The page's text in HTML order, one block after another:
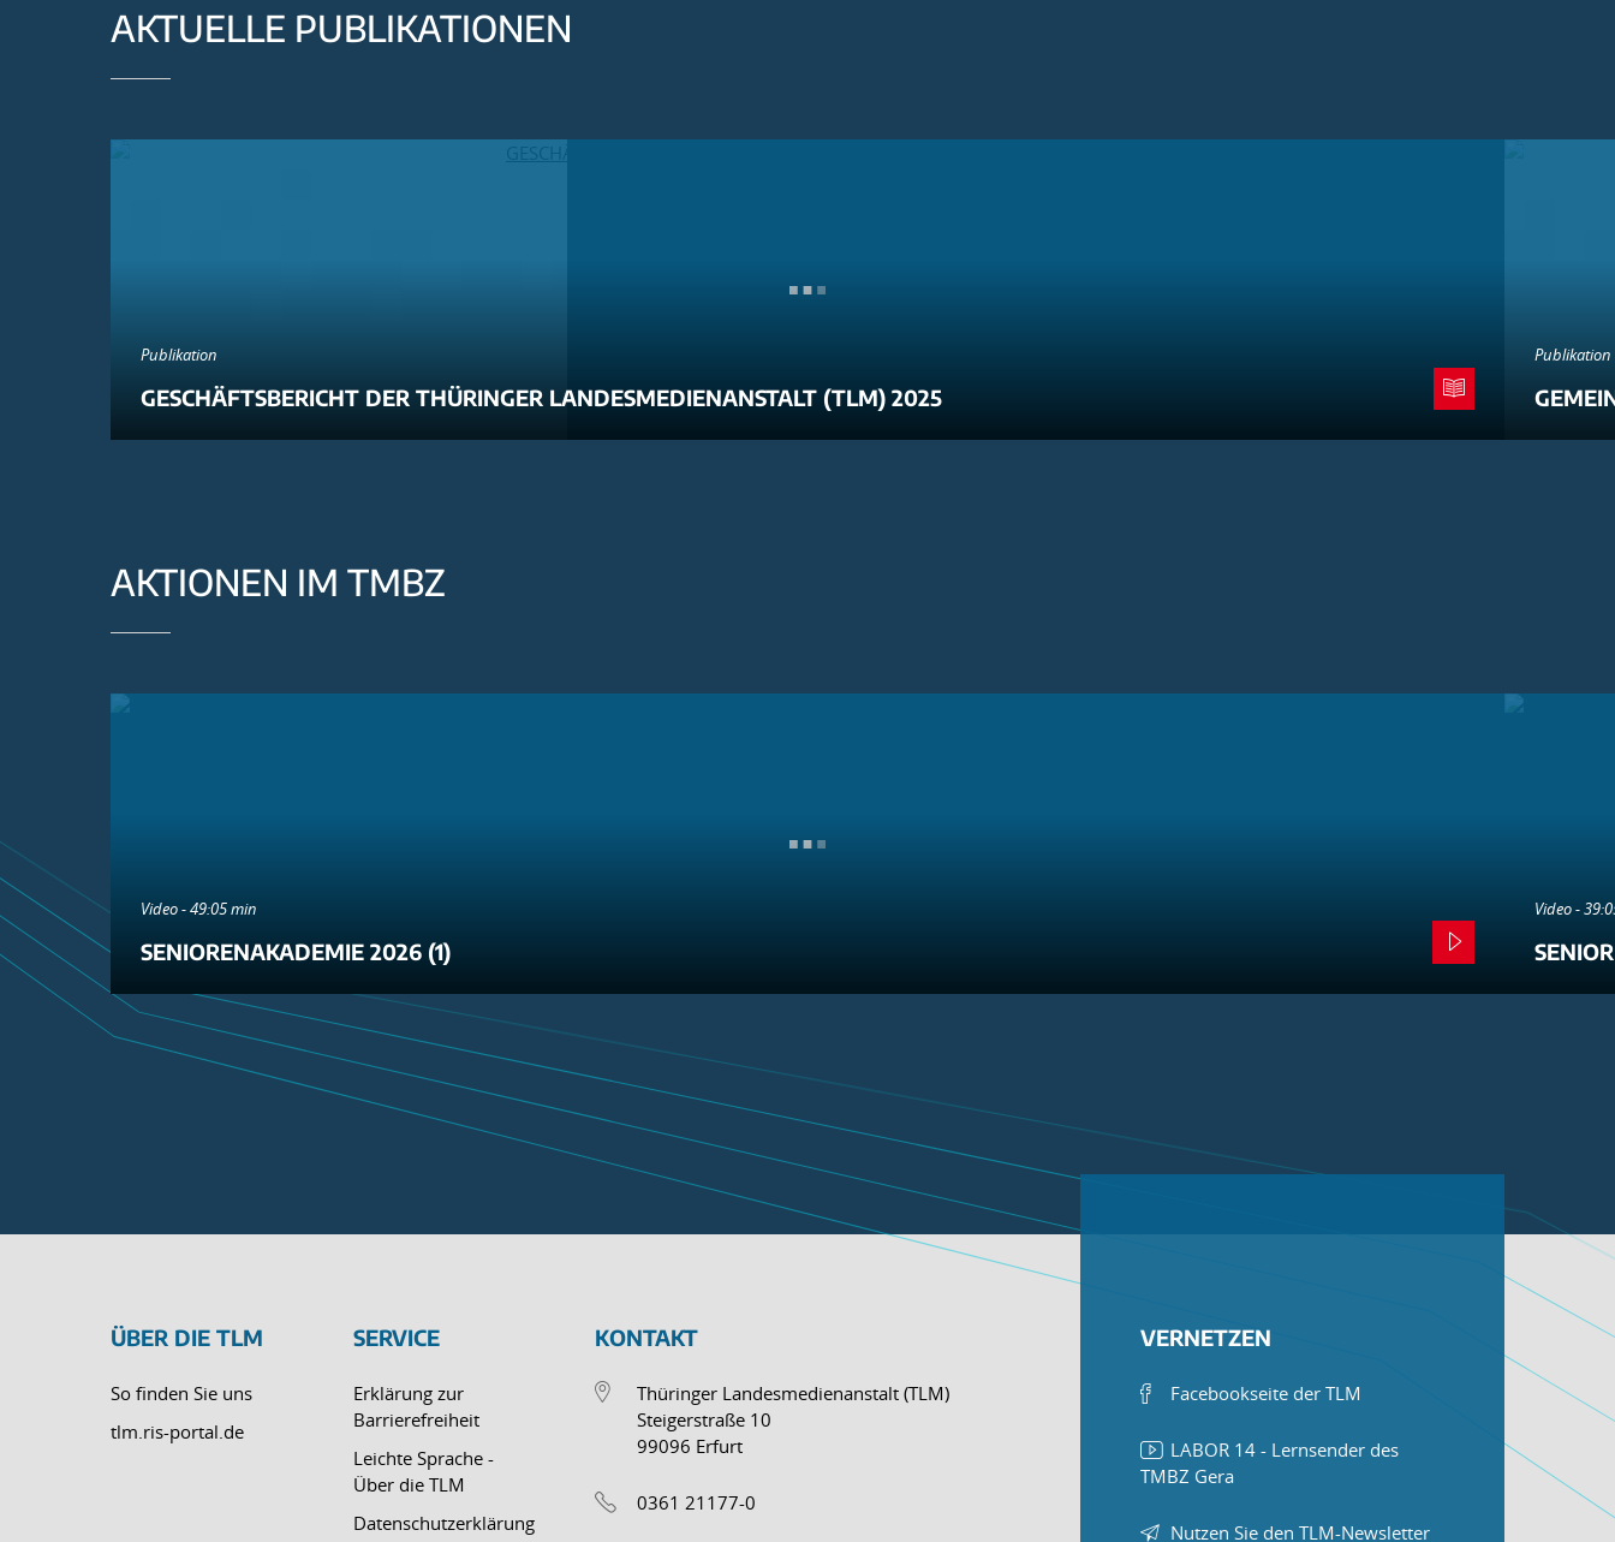
AKTUELLE PUBLIKATIONEN
Publikation
GESCHÄFTSBERICHT DER THÜRINGER LANDESMEDIENANSTALT (TLM) 2025
Publikation
AKTIONEN IM TMBZ
Video - 49:05 min
SENIORENAKADEMIE 2026 (1)
Video -
ÜBER DIE TLM
So finden Sie uns
tlm.ris-portal.de
SERVICE
Erklärung zur
Barrierefreiheit
Leichte Sprache -
Über die TLM
Datenschutzerklärung
KONTAKT
Thüringer Landesmedienanstalt (TLM)
Steigerstraße 10
99096 Erfurt
0361 21177-0
VERNETZEN
Facebookseite der TLM
LABOR 14 - Lernsender des
TMBZ Gera
Nutzen Sie den TLM-Newsletter